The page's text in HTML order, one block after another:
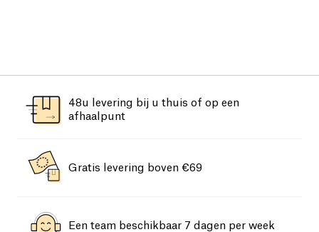
48u levering bij u thuis of op een
afhaalpunt
Gratis levering boven €69
Een team beschikbaar 7 dagen per week